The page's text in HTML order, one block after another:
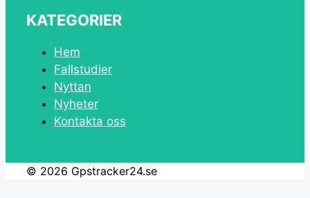
KATEGORIER
Hem
Fallstudier
Nyttan
Nyheter
Kontakta oss
© 2026 Gpstracker24.se